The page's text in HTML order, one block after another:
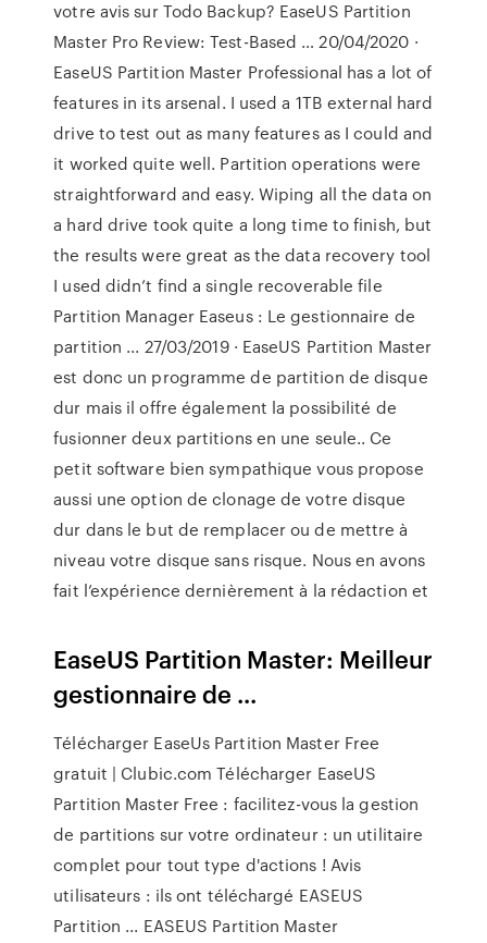
votre avis sur Todo Backup? EaseUS Partition
Master Pro Review: Test-Based … 20/04/2020 ·
EaseUS Partition Master Professional has a lot of
features in its arsenal. I used a 1TB external hard
drive to test out as many features as I could and
it worked quite well. Partition operations were
straightforward and easy. Wiping all the data on
a hard drive took quite a long time to finish, but
the results were great as the data recovery tool
I used didn’t find a single recoverable file
Partition Manager Easeus : Le gestionnaire de
partition ... 27/03/2019 · EaseUS Partition Master
est donc un programme de partition de disque
dur mais il offre également la possibilité de
fusionner deux partitions en une seule.. Ce
petit software bien sympathique vous propose
aussi une option de clonage de votre disque
dur dans le but de remplacer ou de mettre à
niveau votre disque sans risque. Nous en avons
fait l’expérience dernièrement à la rédaction et
EaseUS Partition Master: Meilleur
gestionnaire de ...
Télécharger EaseUs Partition Master Free
gratuit | Clubic.com Télécharger EaseUS
Partition Master Free : facilitez-vous la gestion
de partitions sur votre ordinateur : un utilitaire
complet pour tout type d'actions ! Avis
utilisateurs : ils ont téléchargé EASEUS
Partition ... EASEUS Partition Master